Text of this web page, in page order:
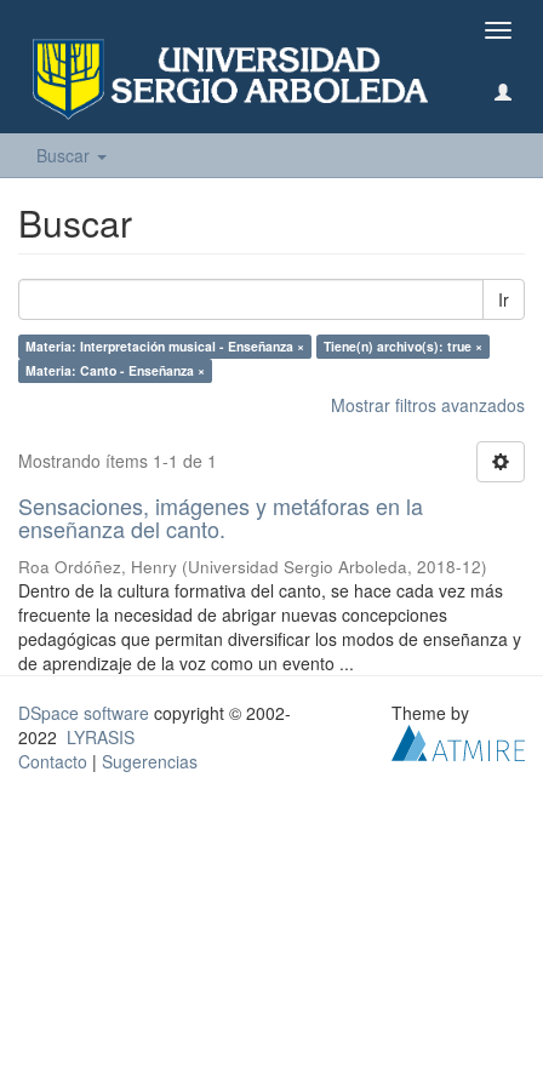
Buscar
Buscar
Ir
Materia: Interpretación musical - Enseñanza ×
Tiene(n) archivo(s): true ×
Materia: Canto - Enseñanza ×
Mostrar filtros avanzados
Mostrando ítems 1-1 de 1
Sensaciones, imágenes y metáforas en la
enseñanza del canto.
Roa Ordóñez, Henry (Universidad Sergio Arboleda, 2018-12)
Dentro de la cultura formativa del canto, se hace cada vez más
frecuente la necesidad de abrigar nuevas concepciones
pedagógicas que permitan diversificar los modos de enseñanza y
de aprendizaje de la voz como un evento ...
DSpace software copyright © 2002-
2022 LYRASIS
Contacto | Sugerencias
Theme by